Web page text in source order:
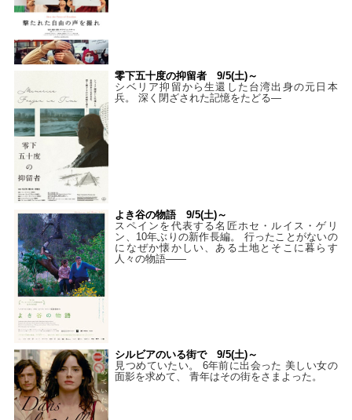
零下五十度の抑留者 9/5(土)～
シベリア抑留から生還した台湾出身の元日本
兵。 深く閉ざされた記憶をたどる—
よき谷の物語 9/5(土)～
スペインを代表する名匠ホセ・ルイス・ゲリ
ン、10年ぶりの新作長編。 行ったことがないの
になぜか懐かしい、ある土地とそこに暮らす
人々の物語――
シルビアのいる街で 9/5(土)～
見つめていたい。 6年前に出会った 美しい女の
面影を求めて、 青年はその街をさまよった。